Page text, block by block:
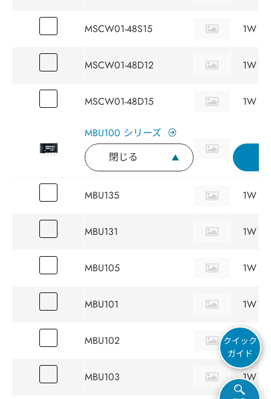
クイック
ガイド
MSCW01-48S15 1W
MSCW01-48D12 1W
MSCW01-48D15 1W
MBU100 シリーズ
閉じる
MBU135 1W
MBU131 1W
MBU105 1W
MBU101 1W
MBU102 1W
MBU103 1W